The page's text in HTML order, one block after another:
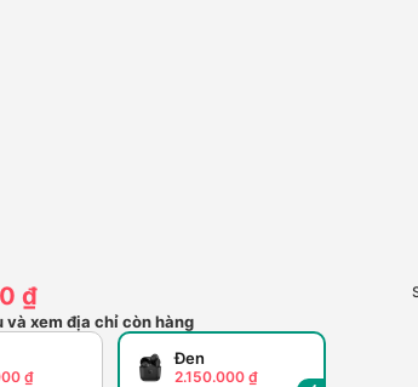
₫
và xem địa chỉ còn hàng
₫
Đen
2.150.000 ₫